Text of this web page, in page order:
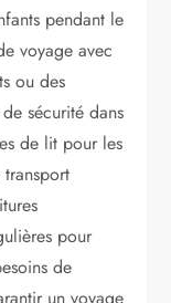
pendant le
voyage avec
ou des
sécurité dans
de lit pour les
pour
de